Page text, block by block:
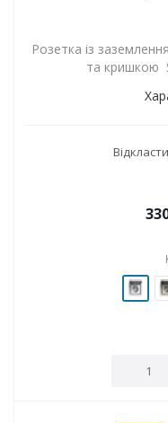
Розетка із
та кришкою
Відкласти